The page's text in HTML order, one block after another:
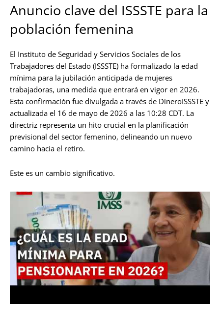
Anuncio clave del ISSSTE para la
población femenina
El Instituto de Seguridad y Servicios Sociales de los
Trabajadores del Estado (ISSSTE) ha formalizado la edad
mínima para la jubilación anticipada de mujeres
trabajadoras, una medida que entrará en vigor en 2026.
Esta confirmación fue divulgada a través de DineroISSSTE y
actualizada el 16 de mayo de 2026 a las 10:28 CDT. La
directriz representa un hito crucial en la planificación
previsional del sector femenino, delineando un nuevo
camino hacia el retiro.
Este es un cambio significativo.